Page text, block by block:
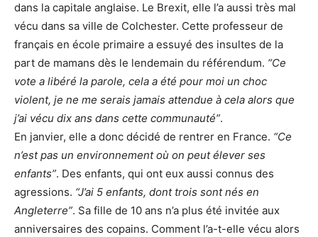
dans la capitale anglaise. Le Brexit, elle l’a aussi très mal
vécu dans sa ville de Colchester. Cette professeur de
français en école primaire a essuyé des insultes de la
part de mamans dès le lendemain du référendum. “Ce
vote a libéré la parole, cela a été pour moi un choc
violent, je ne me serais jamais attendue à cela alors que
j’ai vécu dix ans dans cette communauté”.
En janvier, elle a donc décidé de rentrer en France. “Ce
n’est pas un environnement où on peut élever ses
enfants”. Des enfants, qui ont eux aussi connus des
agressions. “J’ai 5 enfants, dont trois sont nés en
Angleterre”. Sa fille de 10 ans n’a plus été invitée aux
anniversaires des copains. Comment l’a-t-elle vécu alors